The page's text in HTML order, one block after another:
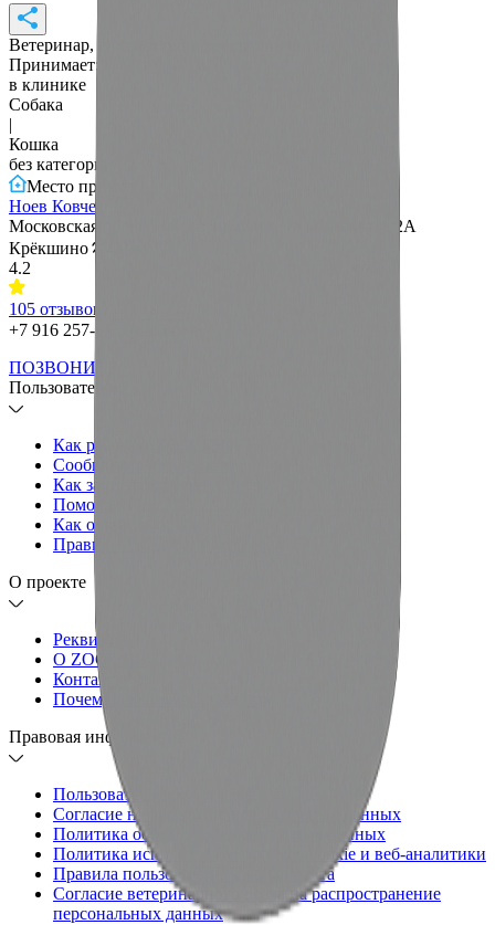
Ветеринар, анестезиолог, реаниматолог
Принимает:
в клинике
Собака
|
Кошка
без категории
Место приема:
Ноев Ковчег
Московская обл, г Краснознаменск, ул Минская, д 2А
Крёкшино
4.2
105 отзывов
+7 916 257-...
ПОЗВОНИТЬ
Пользователям
Как работает ZOODOC
Сообщить о неточности
Как записаться к ветеринару
Помощь
Как оставить отзыв
Правила и модерация отзывов
О проекте
Реквизиты
О ZOODOC
Контакты
Почему нам можно доверять
Правовая информация
Пользовательское соглашение
Согласие на обработку персональных данных
Политика обработки персональных данных
Политика использования файлов cookie и веб-аналитики
Правила пользовательского контента
Согласие ветеринарного врача на распространение
персональных данных